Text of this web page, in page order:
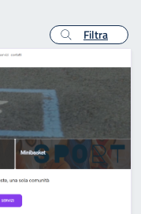
Filtra